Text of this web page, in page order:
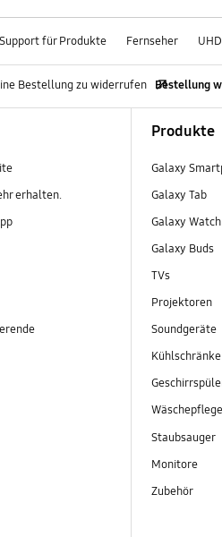
für Produkte Fernseher UHD
Bestellung zu widerrufen Bestellung
erhalten.
Produkte
Galaxy
Galaxy Tab
Galaxy Watch
Galaxy Buds
TVs
Projektoren
Soundgeräte
Kühlschränke
Wäschepflege
Staubsauger
Monitore
Zubehör